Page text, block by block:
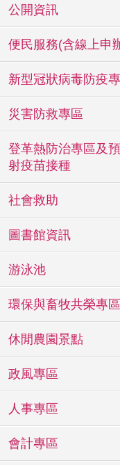
公開資訊
便民服務(含線上申
新型冠狀病毒防疫
災害防救專區
登革熱防治專區及
射疫苗接種
社會救助
圖書館資訊
游泳池
環保與畜牧共榮專區
休閒農園景點
政風專區
人事專區
會計專區